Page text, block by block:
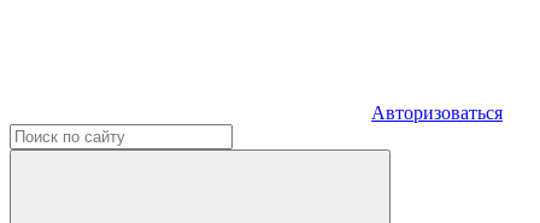
Авторизоваться